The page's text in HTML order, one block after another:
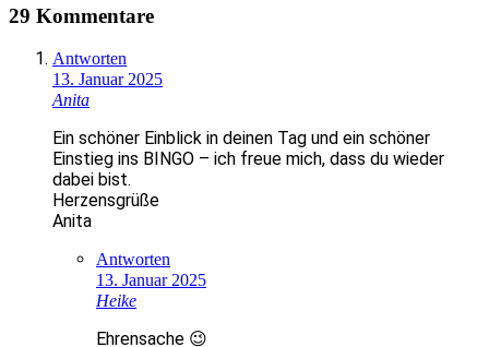
29 Kommentare
Antworten
13. Januar 2025
Anita
Ein schöner Einblick in deinen Tag und ein schöner
Einstieg ins BINGO – ich freue mich, dass du wieder
dabei bist.
Herzensgrüße
Anita
Antworten
13. Januar 2025
Heike
Ehrensache 😉